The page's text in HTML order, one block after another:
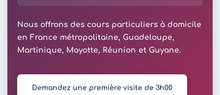
Nous offrons des cours particuliers à domicile
en France métropolitaine, Guadeloupe,
Martinique, Mayotte, Réunion et Guyane.
Demandez une première visite de 3h00